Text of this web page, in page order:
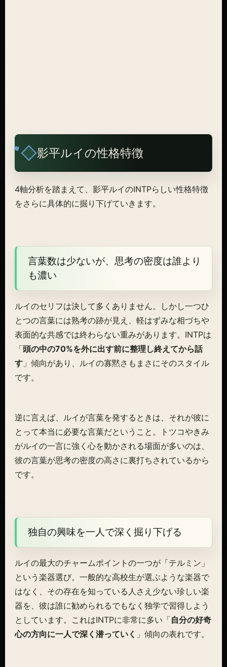
影平ルイの性格特徴
4軸分析を踏まえて、影平ルイのINTPらしい性格特徴
をさらに具体的に掘り下げていきます。
言葉数は少ないが、思考の密度は誰より
も濃い
ルイのセリフは決して多くありません。しかし一つひ
とつの言葉には熟考の跡が見え、軽はずみな相づちや
表面的な共感では終わらない重みがあります。INTPは
「頭の中の70%を外に出す前に整理し終えてから話
す 」傾向があり、ルイの寡黙さもまさにそのスタイル
です。
逆に言えば、ルイが言葉を発するときは、それが彼に
とって本当に必要な言葉だということ。トツコやきみ
がルイの一言に強く心を動かされる場面が多いのは、
彼の言葉が思考の密度の高さに裏打ちされているから
です。
独自の興味を一人で深く掘り下げる
ルイの最大のチャームポイントの一つが「テルミン」
という楽器選び。一般的な高校生が選ぶような楽器で
はなく、その存在を知っている人さえ少ない珍しい楽
器を、彼は誰に勧められるでもなく独学で習得しよう
としています。これはINTPに非常に多い「自分の好奇
心の方向に一人で深く潜っていく 」傾向の表れです。